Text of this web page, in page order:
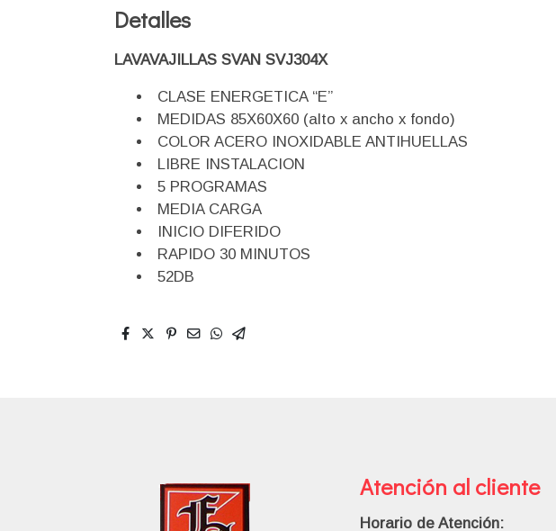
Detalles
LAVAVAJILLAS SVAN SVJ304X
CLASE ENERGETICA “E”
MEDIDAS 85X60X60 (alto x ancho x fondo)
COLOR ACERO INOXIDABLE ANTIHUELLAS
LIBRE INSTALACION
5 PROGRAMAS
MEDIA CARGA
INICIO DIFERIDO
RAPIDO 30 MINUTOS
52DB
Atención al cliente
Horario de Atención: